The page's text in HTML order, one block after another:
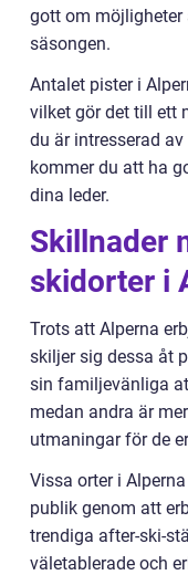
gott om möjligheter
säsongen.
Antalet pister i
vilket gör det till ett
du är intresserad
kommer du att ha
dina leder.
Skillnader
skidorter i
Trots att Alperna
skiljer sig dessa åt
sin familjevänliga
medan andra är
utmaningar för de
Vissa orter i
publik genom att
trendiga after-ski-
väletablerade och